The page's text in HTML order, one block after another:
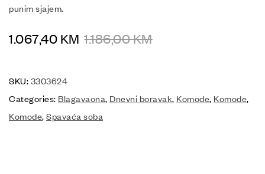
punim sjajem.
1.186,00KM
1.067,40 KM
SKU: 3303624
Categories: Blagavaona, Dnevni boravak, Komode, Komode,
Komode, Spavaća soba